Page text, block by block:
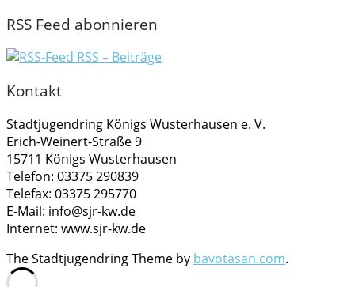
RSS Feed abonnieren
RSS – Beiträge
Kontakt
Stadtjugendring Königs Wusterhausen e. V.
Erich-Weinert-Straße 9
15711 Königs Wusterhausen
Telefon: 03375 290839
Telefax: 03375 295770
E-Mail: info@sjr-kw.de
Internet: www.sjr-kw.de
The Stadtjugendring Theme by bavotasan.com.